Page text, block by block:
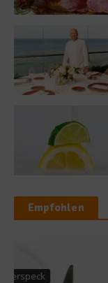
Empfohlen